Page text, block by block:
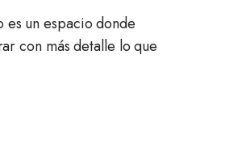
es un espacio donde
con más detalle lo que